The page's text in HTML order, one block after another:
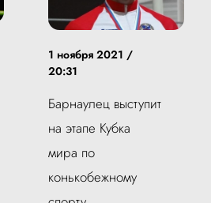
1 ноября 2021 /
20:31
Барнаулец выступит
на этапе Кубка
мира по
конькобежному